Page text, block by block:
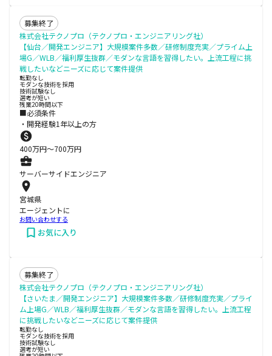
募集終了
株式会社テクノプロ（テクノプロ・エンジニアリング社）
【仙台／開発エンジニア】大規模案件多数／研修制度充実／プライム上
場G／WLB／福利厚生抜群／モダンな言語を習得したい。上流工程に挑
戦したいなどニーズに応じて案件提供
転勤なし
モダンな技術を採用
技術試験なし
選考が短い
残業20時間以下
■必須条件
・開発経験1年以上の方
400万円〜700万円
サーバーサイドエンジニア
宮城県
エージェントに
お問い合わせする
お気に入り
募集終了
株式会社テクノプロ（テクノプロ・エンジニアリング社）
【さいたま／開発エンジニア】大規模案件多数／研修制度充実／プライ
ム上場G／WLB／福利厚生抜群／モダンな言語を習得したい。上流工程
に挑戦したいなどニーズに応じて案件提供
転勤なし
モダンな技術を採用
技術試験なし
選考が短い